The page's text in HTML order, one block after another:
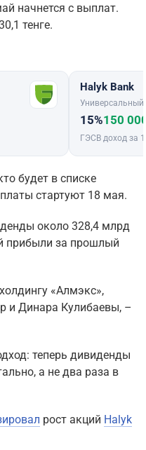
начнется с выплат.
тенге.
Halyk Bank
Универсальный
15%
ГЭСВ
150
доход за
будет в списке
стартуют 18 мая.
около 328,4 млрд
прибыли за прошлый
«Алмэкс»,
и Динара Кулибаевы, –
теперь дивиденды
а не два раза в
рост акций Halyk